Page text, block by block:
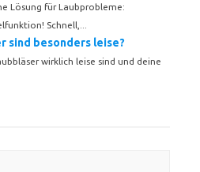
Lösung für Laubprobleme:
Schnell,...
sind besonders leise?
wirklich leise sind und deine